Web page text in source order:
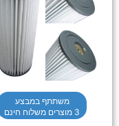
משתתף במבצע
3 מוצרים משלוח חינם